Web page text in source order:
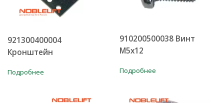
921300400004
Кронштейн
Подробнее
910200500038 Винт
М5х12
Подробнее